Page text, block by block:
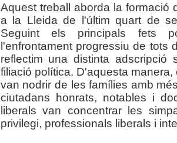
Aquest treball aborda la formació
a la Lleida de l'últim quart de
Seguint els principals fets
l'enfrontament progressiu de tots
reflectim una distinta adscripció
filiació política. D'aquesta
van nodrir de les famílies amb
ciutadans honrats, notables i
liberals van concentrar les
privilegi, professionals liberals i